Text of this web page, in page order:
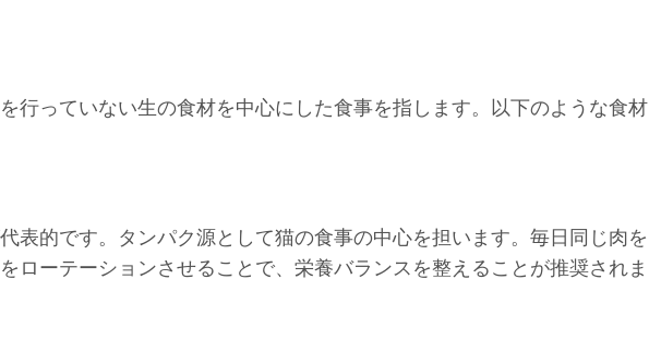
行っていない生の食材を中心にした食事を指します。以下のような食材
表的です。タンパク源として猫の食事の中心を担います。毎日同じ肉を
ローテーションさせることで、栄養バランスを整えることが推奨されま